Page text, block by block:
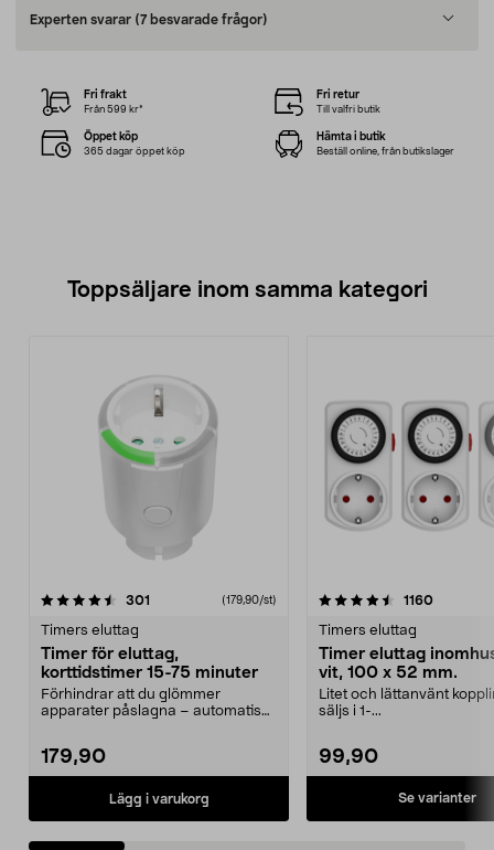
Experten svarar (7 besvarade frågor)
Fri frakt
Från 599 kr*
Fri retur
Till valfri butik
Öppet köp
365 dagar öppet köp
Hämta i butik
Beställ online, från butikslager
Toppsäljare inom samma kategori
301 recensioner(179,90/st)
Timers eluttag
Timer för eluttag,
korttidstimer 15-75 minuter
Förhindrar att du glömmer
apparater påslagna – automatisk
179,90
Lägg i varukorg
4.5 av 5 stjärnor 1160
Timers eluttag
Timer eluttag
vit, 100 x 52 mm.
Litet och lättanvänt
säljs i 1-...
99,90
Se varianter
4.5 av 5 stjärnor